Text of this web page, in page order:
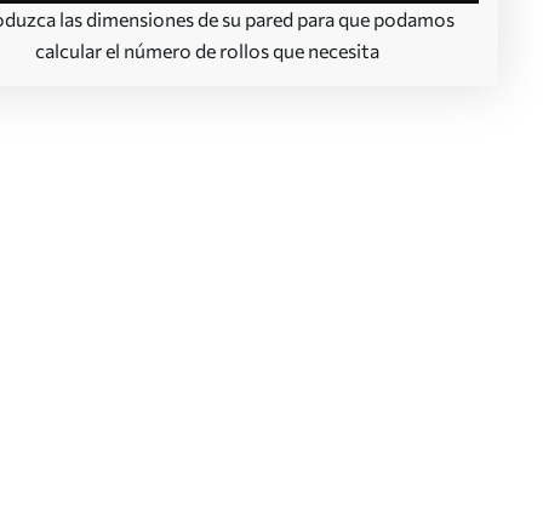
las dimensiones de su pared para que podamos
calcular el número de rollos que necesita